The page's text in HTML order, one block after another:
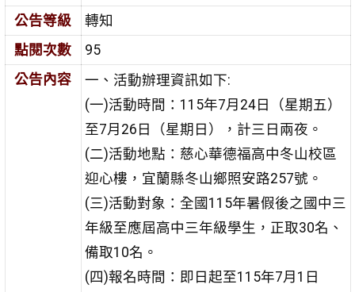
公告等級
轉知
點閱次數
95
公告內容
一、活動辦理資訊如下:
(一)活動時間：115年7月24日（星期五）
至7月26日（星期日），計三日兩夜。
(二)活動地點：慈心華德福高中冬山校區
迎心樓，宜蘭縣冬山鄉照安路257號。
(三)活動對象：全國115年暑假後之國中三
年級至應屆高中三年級學生，正取30名、
備取10名。
(四)報名時間：即日起至115年7月1日